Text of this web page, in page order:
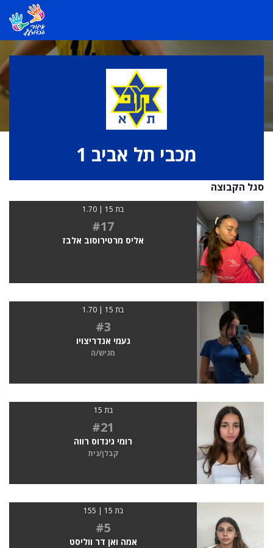
מכבי תל אביב 1
סגל הקבוצה
בת 15 | 1.70
#17
אליס מרטירוסוב אלבז
בת 15 | 1.70
#3
נעמי אנדריצויו
מגיש/ה
בת 15
#21
רומי גינדוס רווה
קבלן/נית
בת 15 | 155
#5
אמה ואן דר ווליסט